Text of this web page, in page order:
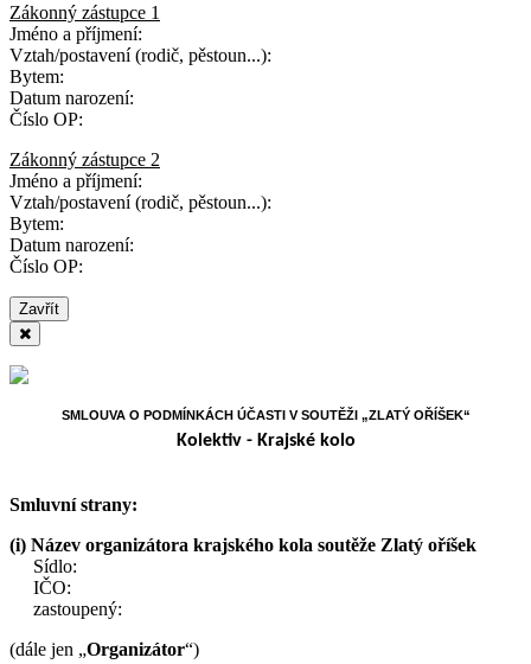
Zákonný zástupce 1
Jméno a příjmení:
Vztah/postavení (rodič, pěstoun...):
Bytem:
Datum narození:
Číslo OP:
Zákonný zástupce 2
Jméno a příjmení:
Vztah/postavení (rodič, pěstoun...):
Bytem:
Datum narození:
Číslo OP:
Zavřít
SMLOUVA O PODMÍNKÁCH ÚČASTI V SOUTĚŽI „ZLATÝ OŘÍŠEK“
Kolektiv - Krajské kolo
Smluvní strany:
(i) Název organizátora krajského kola soutěže Zlatý oříšek
Sídlo:
IČO:
zastoupený:
(dále jen „Organizátor“)